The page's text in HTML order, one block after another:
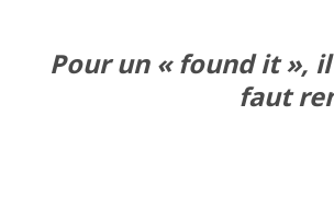
Pour un « found it »,
faut